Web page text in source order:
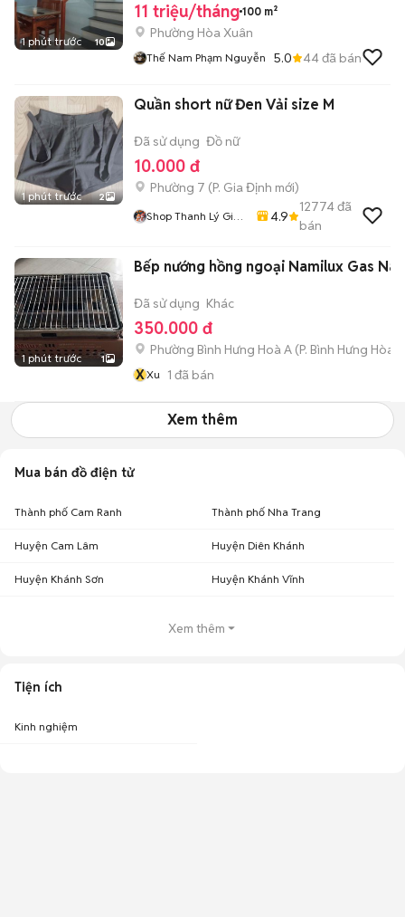
1 phút trước 10
11 triệu/tháng 100 m²
Phường Hòa Xuân
Thế Nam Phạm Nguyễn 5.0 44đã bán
1 phút trước 2
Quần short nữ Đen Vải size M
Đã sử dụng Đồ nữ
10.000 đ
Phường 7 (P. Gia Định mới)
Shop Thanh Lý Giá
4.9
12774đã
bán
1 phút trước 1
Bếp nướng hồng ngoại Namilux Gas Nâu
Đã sử dụng Khác
350.000 đ
Phường Bình Hưng Hoà A (P. Bình Hưng Hòa
XXu 1 đã bán
Xem thêm
Mua bán đồ điện tử
Thành phố Cam Ranh Thành phố Nha Trang
Huyện Cam Lâm Huyện Diên Khánh
Huyện Khánh Sơn Huyện Khánh Vĩnh
Xem thêm
Tiện ích
Kinh nghiệm